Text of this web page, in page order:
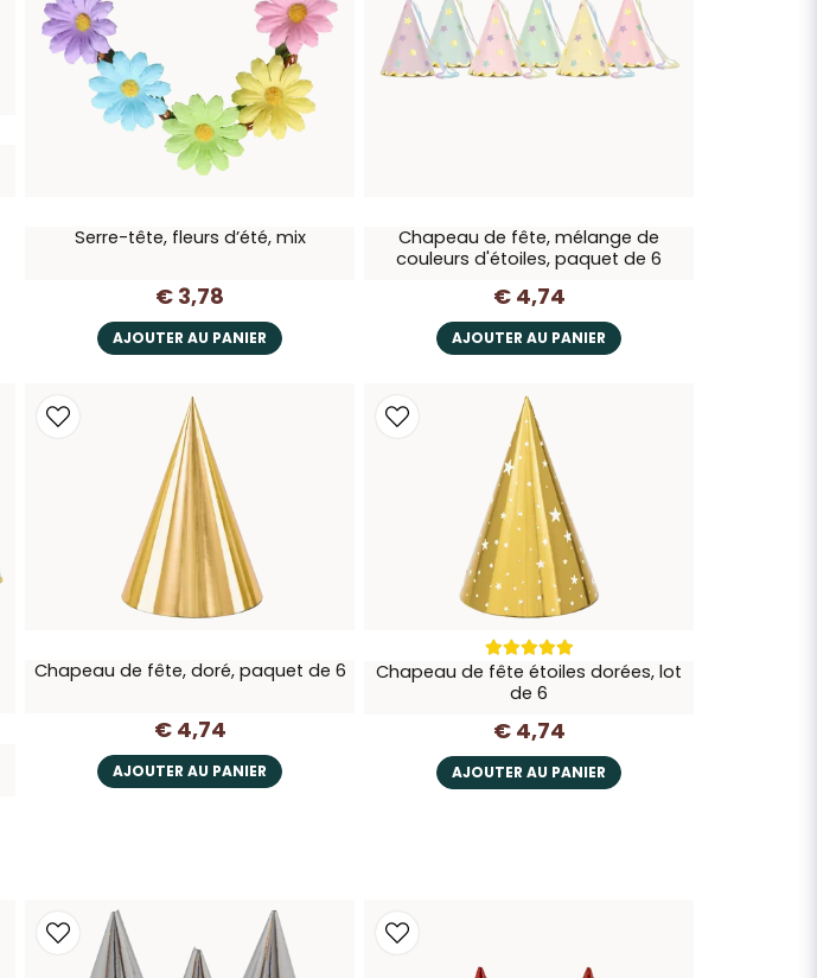
Serre-tête, fleurs d’été, mix
€ 3,78
AJOUTER AU PANIER
Chapeau de fête, mélange de
couleurs d'étoiles, paquet de 6
€ 4,74
AJOUTER AU PANIER
Chapeau de fête, doré, paquet de 6
€ 4,74
AJOUTER AU PANIER
Chapeau de fête étoiles dorées, lot
de 6
€ 4,74
AJOUTER AU PANIER